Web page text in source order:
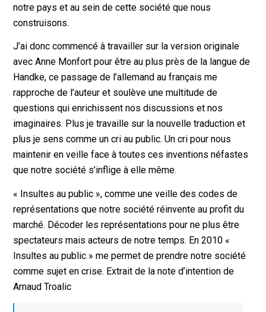
notre pays et au sein de cette société que nous
construisons.
J’ai donc commencé à travailler sur la version originale
avec Anne Monfort pour être au plus près de la langue de
Handke, ce passage de l’allemand au français me
rapproche de l’auteur et soulève une multitude de
questions qui enrichissent nos discussions et nos
imaginaires. Plus je travaille sur la nouvelle traduction et
plus je sens comme un cri au public. Un cri pour nous
maintenir en veille face à toutes ces inventions néfastes
que notre société s’inflige à elle même.
« Insultes au public », comme une veille des codes de
représentations que notre société réinvente au profit du
marché. Décoder les représentations pour ne plus être
spectateurs mais acteurs de notre temps. En 2010 «
Insultes au public » me permet de prendre notre société
comme sujet en crise. Extrait de la note d’intention de
Arnaud Troalic